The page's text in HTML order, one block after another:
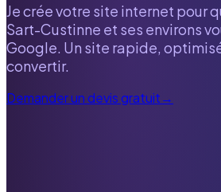
Je crée votre site internet pour
Sart-Custinne et ses environs
Google. Un site rapide,
convertir.
Demander un devis gratuit→